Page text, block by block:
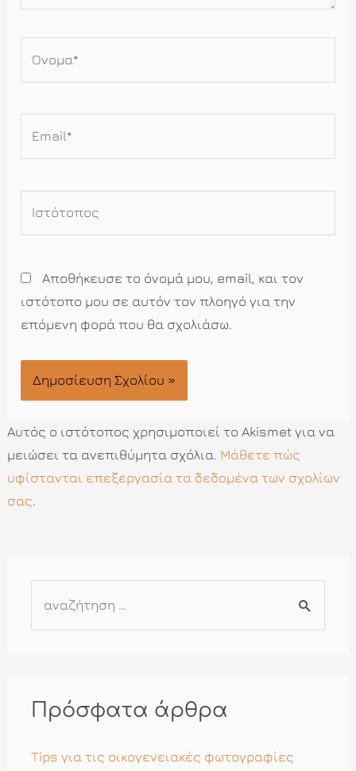
Αποθήκευσε το όνομά μου, email, και τον
ιστότοπο μου σε αυτόν τον πλοηγό για την
επόμενη φορά που θα σχολιάσω.
Αυτός ο ιστότοπος χρησιμοποιεί το Akismet για να
μειώσει τα ανεπιθύμητα σχόλια. Μάθετε πώς
υφίστανται επεξεργασία τα δεδομένα των σχολίων
σας.
ή
η
Πρόσφατα άρθρα
Tips για τις οικογενειακές φωτογραφίες